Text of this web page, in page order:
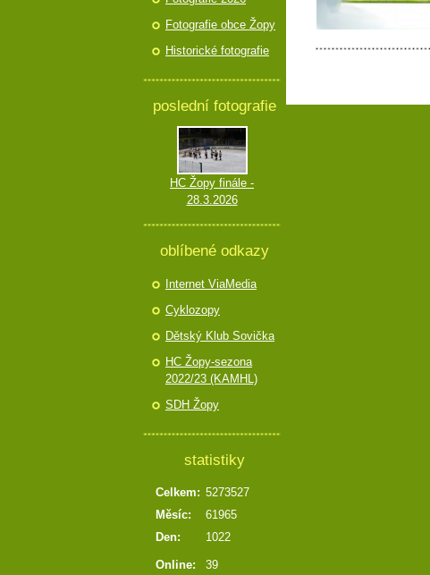
Fotografie obce Žopy
Historické fotografie
poslední fotografie
HC Žopy finále -
28.3.2026
oblíbené odkazy
Internet ViaMedia
Cyklozopy
Dětský Klub Sovička
HC Žopy-sezona
2022/23 (KAMHL)
SDH Žopy
statistiky
Online: 39
Celkem: 5273527
Měsíc:
61965
Den:
1022